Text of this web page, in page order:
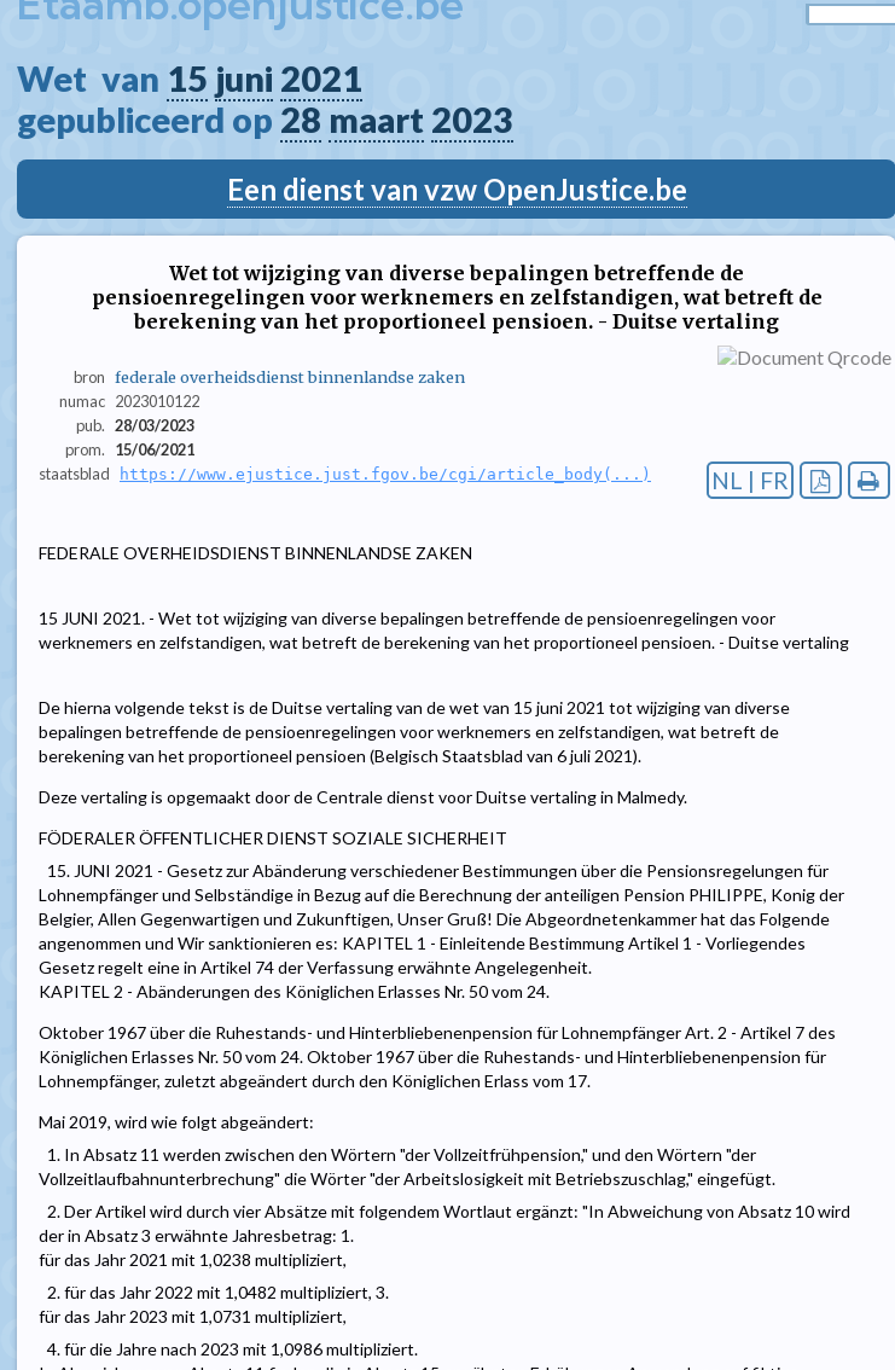
Wet  van 15 juni 2021
gepubliceerd op 28 maart 2023
Een dienst van vzw OpenJustice.be
Wet tot wijziging van diverse bepalingen betreffende de
pensioenregelingen voor werknemers en zelfstandigen, wat betreft de
berekening van het proportioneel pensioen. - Duitse vertaling
bron federale overheidsdienst binnenlandse zaken
numac 2023010122
pub. 28/03/2023
prom.
15/06/2021
staatsblad
https://www.ejustice.just.fgov.be/cgi/article_body(...) NL | FR
FEDERALE OVERHEIDSDIENST BINNENLANDSE ZAKEN
15 JUNI 2021. - Wet tot wijziging van diverse bepalingen betreffende de pensioenregelingen voor
werknemers en zelfstandigen, wat betreft de berekening van het proportioneel pensioen. - Duitse vertaling
De hierna volgende tekst is de Duitse vertaling van de wet van 15 juni 2021 tot wijziging van diverse
bepalingen betreffende de pensioenregelingen voor werknemers en zelfstandigen, wat betreft de
berekening van het proportioneel pensioen (Belgisch Staatsblad van 6 juli 2021).
Deze vertaling is opgemaakt door de Centrale dienst voor Duitse vertaling in Malmedy.
FÖDERALER ÖFFENTLICHER DIENST SOZIALE SICHERHEIT
15. JUNI 2021 - Gesetz zur Abänderung verschiedener Bestimmungen über die Pensionsregelungen für
Lohnempfänger und Selbständige in Bezug auf die Berechnung der anteiligen Pension PHILIPPE, Konig der
Belgier, Allen Gegenwartigen und Zukunftigen, Unser Gruß! Die Abgeordnetenkammer hat das Folgende
angenommen und Wir sanktionieren es: KAPITEL 1 - Einleitende Bestimmung Artikel 1 - Vorliegendes
Gesetz regelt eine in Artikel 74 der Verfassung erwähnte Angelegenheit.
KAPITEL 2 - Abänderungen des Königlichen Erlasses Nr. 50 vom 24.
Oktober 1967 über die Ruhestands- und Hinterbliebenenpension für Lohnempfänger Art. 2 - Artikel 7 des
Königlichen Erlasses Nr. 50 vom 24. Oktober 1967 über die Ruhestands- und Hinterbliebenenpension für
Lohnempfänger, zuletzt abgeändert durch den Königlichen Erlass vom 17.
Mai 2019, wird wie folgt abgeändert:
1. In Absatz 11 werden zwischen den Wörtern "der Vollzeitfrühpension," und den Wörtern "der
Vollzeitlaufbahnunterbrechung" die Wörter "der Arbeitslosigkeit mit Betriebszuschlag," eingefügt.
2. Der Artikel wird durch vier Absätze mit folgendem Wortlaut ergänzt: "In Abweichung von Absatz 10 wird
der in Absatz 3 erwähnte Jahresbetrag: 1.
für das Jahr 2021 mit 1,0238 multipliziert,
2. für das Jahr 2022 mit 1,0482 multipliziert, 3.
für das Jahr 2023 mit 1,0731 multipliziert,
4. für die Jahre nach 2023 mit 1,0986 multipliziert.